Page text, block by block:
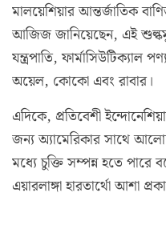
মালয়েশিয়ার আন্তর্জাতিক
আজিজ জানিয়েছেন, এই
যন্ত্রপাতি,
অয়েল, কোকো এবং রাবার।
এদিকে, প্রতিবেশী
জন্য অ্যামেরিকার সাথে
মধ্যে চুক্তি সম্পন্ন হতে পারে
এয়ারলাঙ্গা হারতার্থো আশা